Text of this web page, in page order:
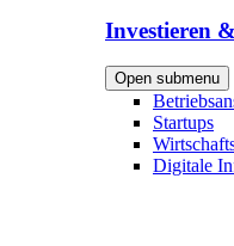
Investieren
Open submenu
Startups
Digitale